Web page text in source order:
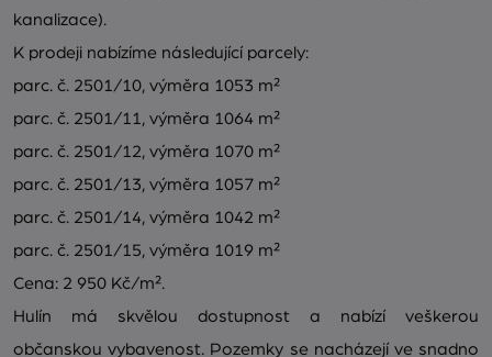
kanalizace).
K prodeji nabízíme následující parcely:
parc. č. 2501/10, výměra 1053 m²
parc. č. 2501/11, výměra 1064 m²
parc. č. 2501/12, výměra 1070 m²
parc. č. 2501/13, výměra 1057 m²
parc. č. 2501/14, výměra 1042 m²
parc. č. 2501/15, výměra 1019 m²
Cena: 2 950 Kč/m².
Hulín má skvělou dostupnost a nabízí veškerou
občanskou vybavenost. Pozemky se nacházejí ve snadno